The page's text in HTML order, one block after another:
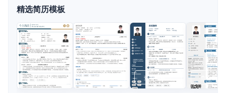
面试自我介绍
AI 职场工具 New
简历模板
简历教程
精选简历模板
查看模板 查看模板 查看模板 查看模板